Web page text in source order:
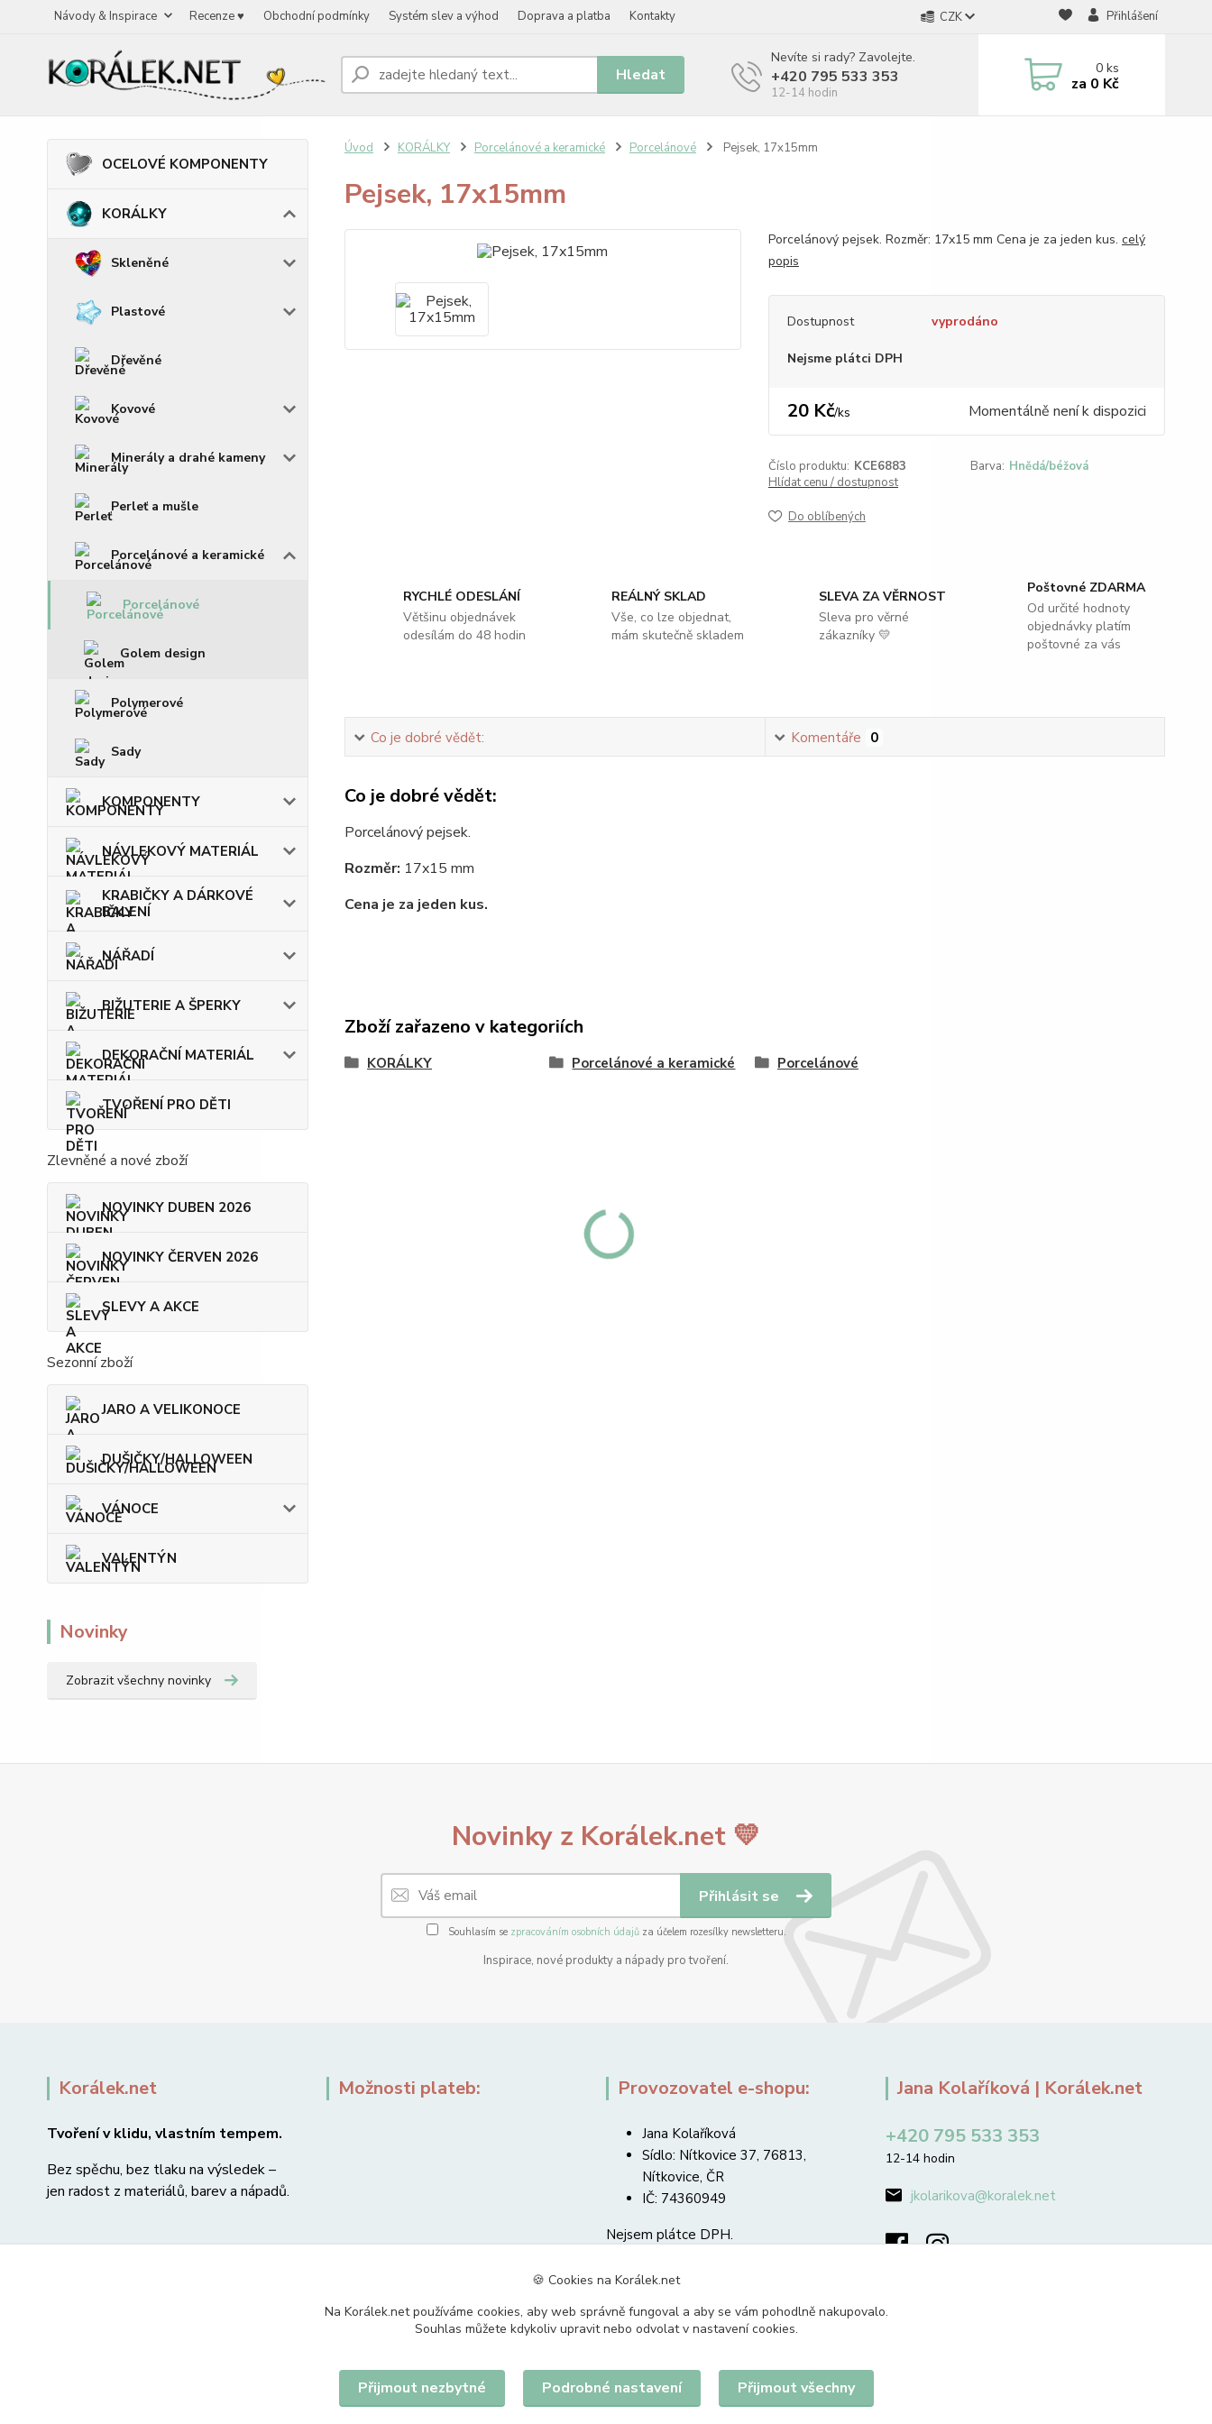
Návody & Inspirace Recenze ♥ Obchodní podmínky Systém slev a výhod Doprava a platba Kontakty CZK Přihlášení
Hledat
Nevíte si rady? Zavolejte.
+420 795 533 353
12-14 hodin
0ks
za 0 Kč
OCELOVÉ KOMPONENTY
KORÁLKY
Skleněné
Plastové
Dřevěné
Kovové
Minerály a drahé kameny
Perleť a mušle
Porcelánové a keramické
Porcelánové
Golem design
Polymerové
Sady
KOMPONENTY
NÁVLEKOVÝ MATERIÁL
KRABIČKY A DÁRKOVÉ
BALENÍ
NÁŘADÍ
BIŽUTERIE A ŠPERKY
DEKORAČNÍ MATERIÁL
TVOŘENÍ PRO DĚTI
Zlevněné a nové zboží
NOVINKY DUBEN 2026
NOVINKY ČERVEN 2026
SLEVY A AKCE
Sezonní zboží
JARO A VELIKONOCE
DUŠIČKY/HALLOWEEN
VÁNOCE
VALENTÝN
Novinky
Zobrazit všechny novinky
Úvod KORÁLKY Porcelánové a keramické Porcelánové Pejsek, 17x15mm
Pejsek, 17x15mm
Porcelánový pejsek. Rozměr: 17x15 mm Cena je za jeden kus. celý
popis
Dostupnost vyprodáno
Nejsme plátci DPH
20 Kč/ks Momentálně není k dispozici
Číslo produktu: KCE6883 Barva: Hnědá/béžová
Hlídat cenu / dostupnost
Do oblíbených
RYCHLÉ ODESLÁNÍ
Většinu objednávek
odesílám do 48 hodin
REÁLNÝ SKLAD
Vše, co lze objednat,
mám skutečně skladem
SLEVA ZA VĚRNOST
Sleva pro věrné
zákazníky 💛
Poštovné ZDARMA
Od určité hodnoty
objednávky platím
poštovné za vás
Co je dobré vědět: Komentáře 0
Co je dobré vědět:
Porcelánový pejsek.
Rozměr: 17x15 mm
Cena je za jeden kus.
Zboží zařazeno v kategoriích
KORÁLKY Porcelánové a keramické Porcelánové
Novinky z Korálek.net 💛
Přihlásit se
Souhlasím se zpracováním osobních údajůza účelem rozesílky newsletteru.
Inspirace, nové produkty a nápady pro tvoření.
Korálek.net
Tvoření v klidu, vlastním tempem.
Bez spěchu, bez tlaku na výsledek –
jen radost z materiálů, barev a nápadů.
Možnosti plateb: Provozovatel e-shopu:
Jana Kolaříková
Sídlo: Nítkovice 37, 76813,
Nítkovice, ČR
IČ: 74360949
Nejsem plátce DPH.
Jana Kolaříková | Korálek.net
+420 795 533 353
12-14 hodin
jkolarikova@koralek.net
🍪 Cookies na Korálek.net
Na Korálek.net používáme cookies, aby web správně fungoval a aby se vám pohodlně nakupovalo.
Souhlas můžete kdykoliv upravit nebo odvolat v nastavení cookies.
Přijmout nezbytné Podrobné nastavení Přijmout všechny